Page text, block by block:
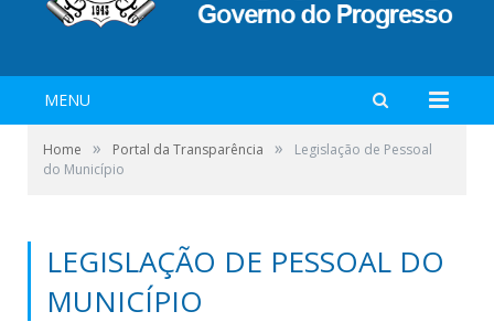
MENU
Home » Portal da Transparência »
Legislação de Pessoal
do Município
LEGISLAÇÃO DE PESSOAL DO
MUNICÍPIO